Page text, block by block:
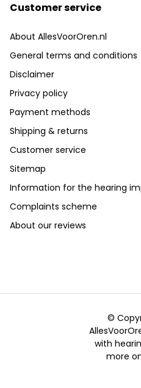
Customer service
About AllesVoorOren.nl
General terms and conditions
Disclaimer
Privacy policy
Payment methods
Shipping & returns
Customer service
Sitemap
Information for the hearing
Complaints scheme
About our reviews
©
with
more